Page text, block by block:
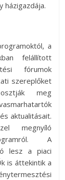
házigazdája.
a
felállított
fórumok
szereplőket
meg
aktualitásait.
megnyíló
A
lesz a piaci
is áttekintik a